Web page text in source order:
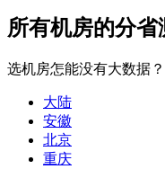
所有机房的分省
选机房怎能没有大数据
大陆
安徽
北京
重庆